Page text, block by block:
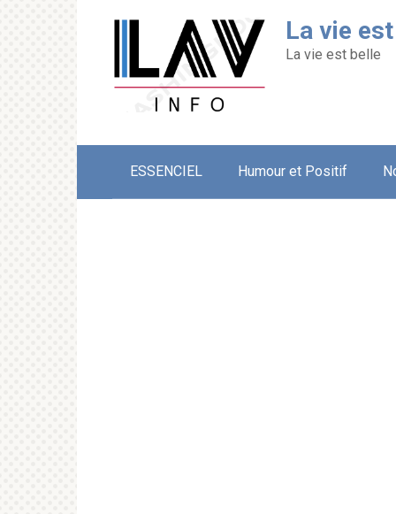
La vie
La vie est belle
ESSENCIEL Humour et Positif